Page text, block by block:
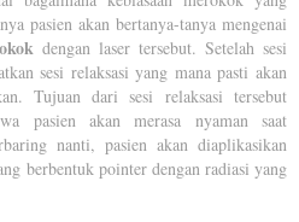
pasien akan bertanya-tanya mengenai
dengan laser tersebut. Setelah sesi
sesi relaksasi yang mana pasti akan
Tujuan dari sesi relaksasi tersebut
pasien akan merasa nyaman saat
nanti, pasien akan diaplikasikan
berbentuk pointer dengan radiasi yang